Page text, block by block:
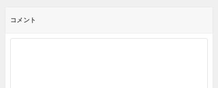
コメント